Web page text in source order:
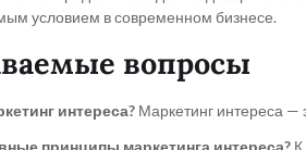
условием в современном бизнесе.
вопросы
интереса? Маркетинг интереса —
принципы маркетинга интереса?